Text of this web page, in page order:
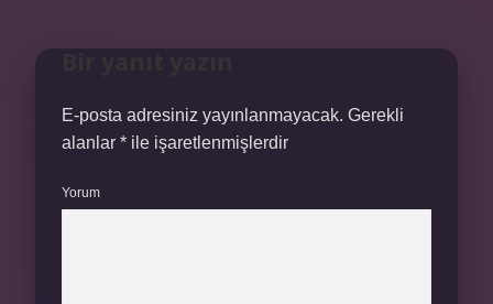
E-posta adresiniz yayınlanmayacak. Gerekli
alanlar * ile işaretlenmişlerdir
Yorum